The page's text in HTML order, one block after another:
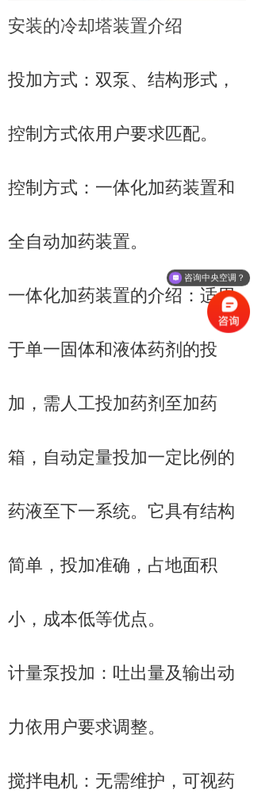
安装的冷却塔装置介绍
投加方式：双泵、结构形式，
控制方式依用户要求匹配。
控制方式：一体化加药装置和
全自动加药装置。
一体化加药装置的介绍：适用
于单一固体和液体药剂的投
加，需人工投加药剂至加药
箱，自动定量投加一定比例的
药液至下一系统。它具有结构
简单，投加准确，占地面积
小，成本低等优点。
计量泵投加：吐出量及输出动
力依用户要求调整。
搅拌电机：无需维护，可视药
咨询中央空调？